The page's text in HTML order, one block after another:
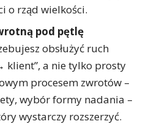
o rząd wielkości.
pod pętlę
obsłużyć ruch
a nie tylko prosty
procesem zwrotów –
wybór formy nadania –
wystarczy rozszerzyć.